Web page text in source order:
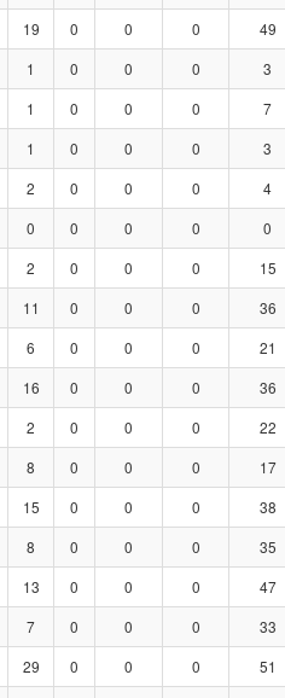
19 0 0 0 49
1 0 0 0 3
1 0 0 0 7
1 0 0 0 3
2 0 0 0 4
0 0 0 0 0
2 0 0 0 15
11 0 0 0 36
6 0 0 0 21
16 0 0 0 36
2 0 0 0 22
8 0 0 0 17
15 0 0 0 38
8 0 0 0 35
13 0 0 0 47
7 0 0 0 33
29 0 0 0 51